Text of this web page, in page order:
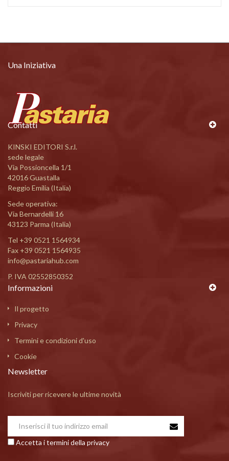
Una Iniziativa
Contatti
KINSKI EDITORI S.r.l.
sede legale
Via Possioncella 1/1
42016 Guastalla
Reggio Emilia (Italia)
Sede operativa:
Via Bernardelli 16
43123 Parma (Italia)
Tel +39 0521 1564934
Fax +39 0521 1564935
info@pastariahub.com
P. IVA 02552850352
Informazioni
Il progetto
Privacy
Termini e condizioni d'uso
Cookie
Newsletter
Iscriviti per ricevere le ultime novità
Accetta i termini della privacy